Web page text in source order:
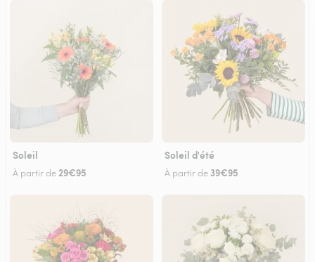
Soleil
À partir de 29€95
Soleil d'été
À partir de 39€95